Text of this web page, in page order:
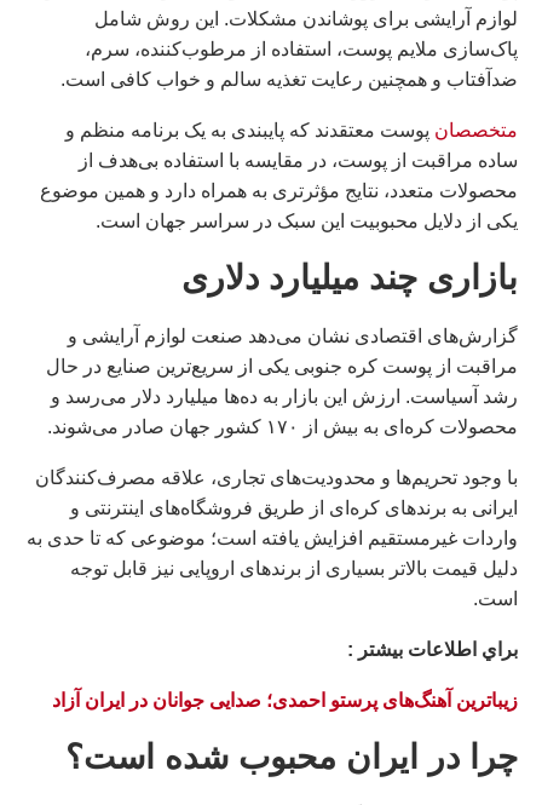
لوازم آرایشی برای پوشاندن مشکلات. این روش شامل
پاک‌سازی ملایم پوست، استفاده از مرطوب‌کننده، سرم،
ضدآفتاب و همچنین رعایت تغذیه سالم و خواب کافی است.
متخصصان پوست معتقدند که پایبندی به یک برنامه منظم و
ساده مراقبت از پوست، در مقایسه با استفاده بی‌هدف از
محصولات متعدد، نتایج مؤثرتری به همراه دارد و همین موضوع
یکی از دلایل محبوبیت این سبک در سراسر جهان است.
بازاری چند میلیارد دلاری
گزارش‌های اقتصادی نشان می‌دهد صنعت لوازم آرایشی و
مراقبت از پوست کره جنوبی یکی از سریع‌ترین صنایع در حال
رشد آسیاست. ارزش این بازار به ده‌ها میلیارد دلار می‌رسد و
محصولات کره‌ای به بیش از ۱۷۰ کشور جهان صادر می‌شوند.
با وجود تحریم‌ها و محدودیت‌های تجاری، علاقه مصرف‌کنندگان
ایرانی به برندهای کره‌ای از طریق فروشگاه‌های اینترنتی و
واردات غیرمستقیم افزایش یافته است؛ موضوعی که تا حدی به
دلیل قیمت بالاتر بسیاری از برندهای اروپایی نیز قابل توجه
است.
براي اطلاعات بيشتر :
زیباترین آهنگ‌های پرستو احمدی؛ صدایی جوانان در ایران آزاد
چرا در ایران محبوب شده است؟